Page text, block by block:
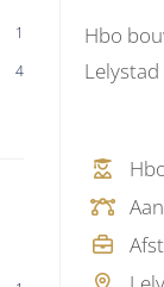
1
4
in
Hbo
Lelystad